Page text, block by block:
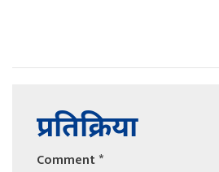
प्रतिक्रिया
Comment*